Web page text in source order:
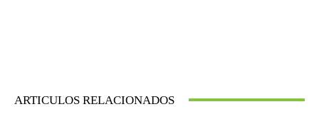
ARTICULOS RELACIONADOS